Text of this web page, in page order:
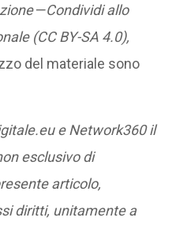
— Condividi allo
(CC BY-SA 4.0),
del materiale sono
e Network360 il
esclusivo di
articolo,
diritti, unitamente a